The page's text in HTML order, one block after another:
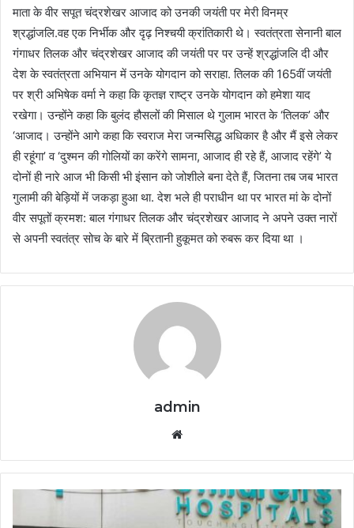
माता के वीर सपूत चंद्रशेखर आजाद को उनकी जयंती पर मेरी विनम्र
श्रद्धांजलि.वह एक निर्भीक और दृढ़ निश्चयी क्रांतिकारी थे। स्वतंत्रता सेनानी बाल
गंगाधर तिलक और चंद्रशेखर आजाद की जयंती पर पर उन्हें श्रद्धांजलि दी और
देश के स्वतंत्रता अभियान में उनके योगदान को सराहा. तिलक की 165वीं जयंती
पर श्री अभिषेक वर्मा ने कहा कि कृतज्ञ राष्ट्र उनके योगदान को हमेशा याद
रखेगा। उन्होंने कहा कि बुलंद हौसलों की मिसाल थे गुलाम भारत के ‘तिलक’ और
‘आजाद। उन्होंने आगे कहा कि स्वराज मेरा जन्मसिद्ध अधिकार है और मैं इसे लेकर
ही रहूंगा’ व ‘दुश्मन की गोलियों का करेंगे सामना, आजाद ही रहे हैं, आजाद रहेंगे’ ये
दोनों ही नारे आज भी किसी भी इंसान को जोशीले बना देते हैं, जितना तब जब भारत
गुलामी की बेड़ियों में जकड़ा हुआ था. देश भले ही पराधीन था पर भारत मां के दोनों
वीर सपूतों क्रमश: बाल गंगाधर तिलक और चंद्रशेखर आजाद ने अपने उक्त नारों
से अपनी स्वतंत्र सोच के बारे में ब्रितानी हुकूमत को रुबरू कर दिया था ।
admin